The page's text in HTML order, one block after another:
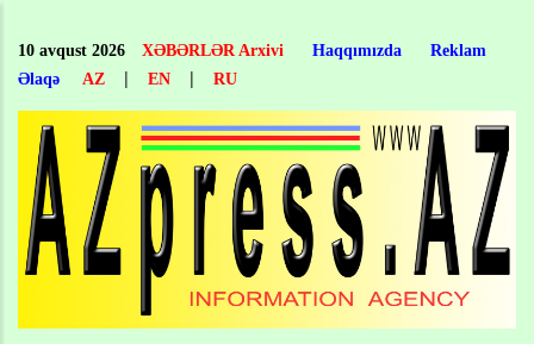
main
content
10 avqust 2026 XƏBƏRLƏR Arxivi Haqqımızda
Reklam
Əlaqə
AZ | EN | RU